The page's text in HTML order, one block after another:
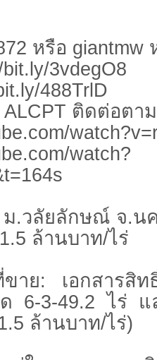
หรือ giantmw
3vdegO8
488TrlD
ติดต่อตา
watch?
.วลัยลักษณ์ จ.น
ล้านบาท/ไร่
ขาย: เอกสารสิ
6-3-49.2 ไร่ แ
ล้านบาท/ไร่)